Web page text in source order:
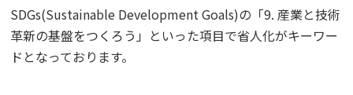
SDGs(Sustainable Development Goals)の「9. 産業と技術
革新の基盤をつくろう」といった項目で省人化がキーワー
ドとなっております。